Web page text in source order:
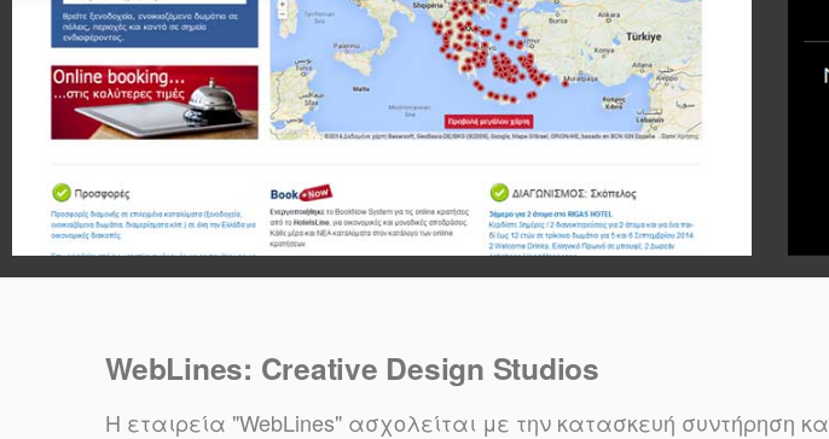
WebLines: Creative Design Studios
Η εταιρεία "WebLines" ασχολείται με την κατασκευή συντήρηση